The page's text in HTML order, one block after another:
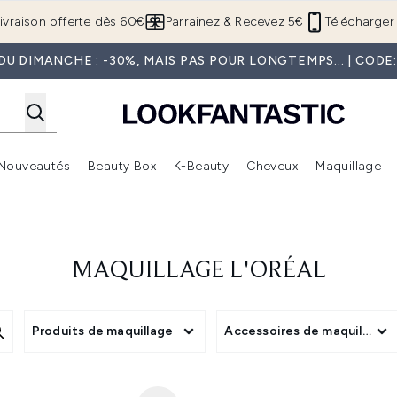
Passer au contenu principal
offerte dès 60€ Télécharger
Parrainez & Recevez 5€
DIMANCHE : -30%, MAIS PAS POUR LONGTEMPS... |
Accédez au sous-menu (Boutique Été )
Accédez au sous-menu (Offres) Accédez au sous-menu (Marques) Accédez au sous-menu (Nouveautés)
Beauty Box
Accédez au sous-menu (Beauty Box)
K-Beauty Cheveux Maquillage
MAQUILLAGE L'ORÉAL
Produits de maquillage Accessoires de maquillage